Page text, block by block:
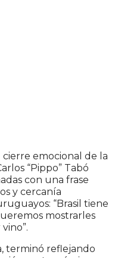
emocional de la
“Pippo” Tabó
con una frase
y cercanía
“Brasil tiene
mostrarles
terminó reflejando